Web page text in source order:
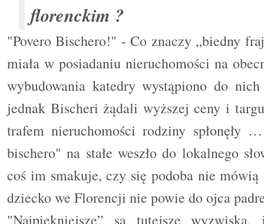
florenckim ?
"Povero Bischero!" - Co znaczy „biedny
miała w posiadaniu nieruchomości na
wybudowania katedry wystąpiono do
jednak Bischeri żądali wyższej ceny i
trafem nieruchomości rodziny spłonęły
bischero" na stałe weszło do lokalnego
coś im smakuje, czy się podoba nie
dziecko we Florencji nie powie do ojca
"Najpiękniejsze” są tutejsze